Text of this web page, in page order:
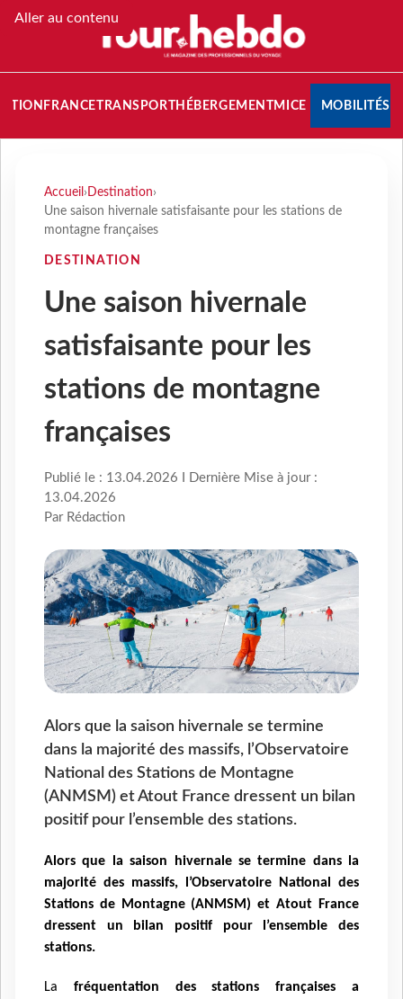
Aller au contenu
FRANCETRANSPORT HÉBERGEMENTMICE MOBILITÉS
Accueil › Destination›
Une saison hivernale satisfaisante pour les stations de
montagne françaises
DESTINATION
Une saison hivernale
satisfaisante pour les
stations de montagne
françaises
Publié le : 13.04.2026 I Dernière Mise à jour :
13.04.2026
Par Rédaction
Alors que la saison hivernale se termine
dans la majorité des massifs, l’Observatoire
National des Stations de Montagne
(ANMSM) et Atout France dressent un bilan
positif pour l’ensemble des stations.
Alors que la saison hivernale se termine dans la
majorité des massifs, l’Observatoire National des
Stations de Montagne (ANMSM) et Atout France
dressent un bilan positif pour l’ensemble des
stations.
La fréquentation des stations françaises a